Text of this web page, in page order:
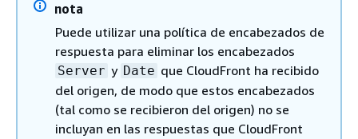
nota
Puede utilizar una política de encabezados de
respuesta para eliminar los encabezados
Server y Date que CloudFront ha recibido
del origen, de modo que estos encabezados
(tal como se recibieron del origen) no se
incluyan en las respuestas que CloudFront